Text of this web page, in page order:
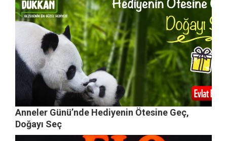
Anneler Günü’nde Hediyenin Ötesine Geç,
Doğayı Seç